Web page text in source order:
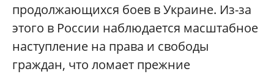
продолжающихся боев в Украине. Из-за
этого в России наблюдается масштабное
наступление на права и свободы
граждан, что ломает прежние